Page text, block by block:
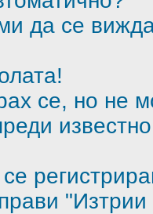
да се
се, но не
"Изтрии